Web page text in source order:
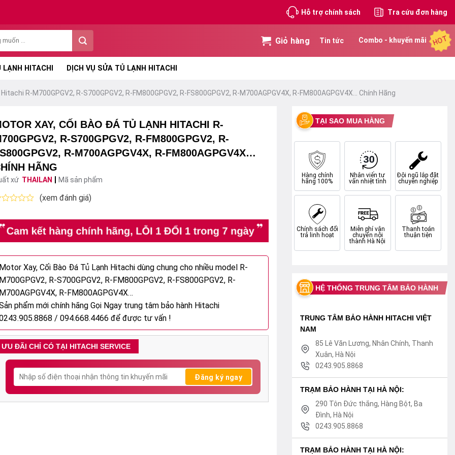
Hỗ trợ chính sách Tra cứu đơn hàng
Giỏ hàng Tin tức Combo - khuyến mãi HOT
HITACHI DỊCH VỤ SỬA TỦ LẠNH HITACHI
R-M700GPGV2, R-S700GPGV2, R-FM800GPGV2, R-FS800GPGV2, R-M700AGPGV4X, R-FM800AGPGV4X… Chính Hãng
XAY, CỐI BÀO ĐÁ TỦ LẠNH HITACHI R-
R-S700GPGV2, R-FM800GPGV2, R-
R-M700AGPGV4X, R-FM800AGPGV4X…
HÃNG
xứ THAILAN Mã sản phẩm
(xem đánh giá)
Motor Xay, Cối Bào Đá Tủ Lạnh Hitachi dùng chung cho nhiều model R-
M700GPGV2, R-S700GPGV2, R-FM800GPGV2, R-FS800GPGV2, R-
M700AGPGV4X, R-FM800AGPGV4X…
phẩm mới chính hãng Gọi Ngay trung tâm bảo hành Hitachi
/ 094.668.4466 để được tư vấn !
ƯU ĐÃI CHỈ CÓ TẠI HITACHI SERVICE
TẠI SAO MUA HÀNG
Hàng chính
hãng 100%
Nhân viên tư
vấn nhiệt tình
Đội ngũ lắp đặt
chuyên nghiệp
Chính sách đổi
trả linh hoạt
Miễn phí vận
chuyển nội
thành Hà Nội
Thanh toán
thuận tiện
HỆ THỐNG TRUNG TÂM BẢO HÀNH
TRUNG TÂM BẢO HÀNH HITACHI VIỆT
NAM
85 Lê Văn Lương, Nhân Chính, Thanh
Xuân, Hà Nội
0243.905.8868
TRẠM BẢO HÀNH TẠI HÀ NỘI:
290 Tôn Đức thắng, Hàng Bột, Ba
Đình, Hà Nội
0243.905.8868
TRẠM BẢO HÀNH TẠI HÀ NỘI: